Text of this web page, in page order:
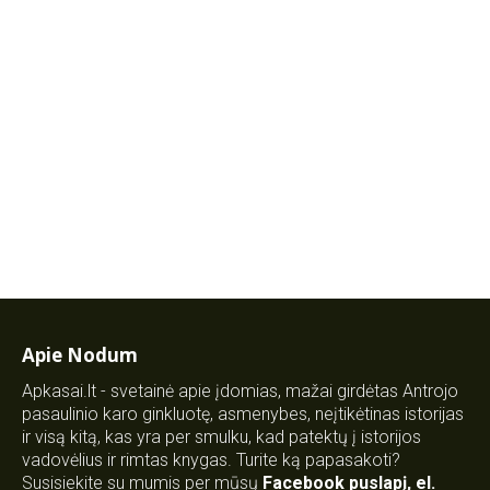
Apie Nodum
Apkasai.lt - svetainė apie įdomias, mažai girdėtas Antrojo
pasaulinio karo ginkluotę, asmenybes, neįtikėtinas istorijas
ir visą kitą, kas yra per smulku, kad patektų į istorijos
vadovėlius ir rimtas knygas. Turite ką papasakoti?
Susisiekite su mumis per mūsų Facebook puslapį, el.